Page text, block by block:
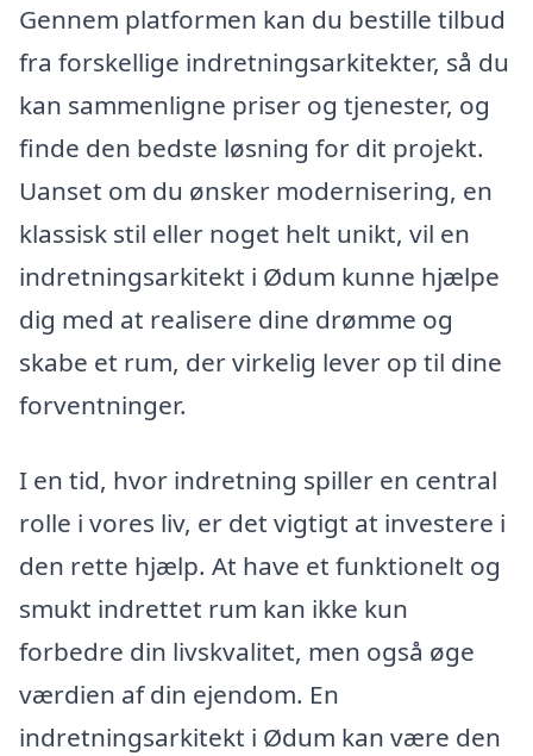
Gennem platformen kan du bestille tilbud
fra forskellige indretningsarkitekter, så du
kan sammenligne priser og tjenester, og
finde den bedste løsning for dit projekt.
Uanset om du ønsker modernisering, en
klassisk stil eller noget helt unikt, vil en
indretningsarkitekt i Ødum kunne hjælpe
dig med at realisere dine drømme og
skabe et rum, der virkelig lever op til dine
forventninger.
I en tid, hvor indretning spiller en central
rolle i vores liv, er det vigtigt at investere i
den rette hjælp. At have et funktionelt og
smukt indrettet rum kan ikke kun
forbedre din livskvalitet, men også øge
værdien af din ejendom. En
indretningsarkitekt i Ødum kan være den